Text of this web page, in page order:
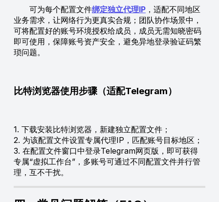
可为每个配置文件绑定独立代理IP ，适配不同地区
业务需求，让网络行为更真实合规；团队协作场景中，
可将配置好的账号环境授权给成员，成员无需知晓密码
即可使用，保障账号资产安全，避免异地登录验证码繁
琐问题。
比特浏览器使用步骤（适配Telegram）
1. 下载安装比特浏览器，新建独立配置文件；
2. 为该配置文件设置专属代理IP，匹配账号目标地区；
3. 在配置文件窗口中登录Telegram网页版，即可获得
专属“虚拟工作台”，多账号可通过不同配置文件并行管
理，互不干扰。